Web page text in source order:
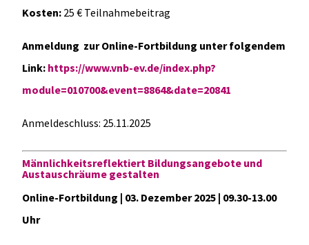
Kosten: 25 € Teilnahmebeitrag
Anmeldung zur Online-Fortbildung unter folgendem
Link: https://www.vnb-ev.de/index.php?
module=010700&event=8864&date=20841
Anmeldeschluss: 25.11.2025
Männlichkeitsreflektiert Bildungsangebote und
Austauschräume gestalten
Online-Fortbildung | 03. Dezember 2025 | 09.30-13.00
Uhr